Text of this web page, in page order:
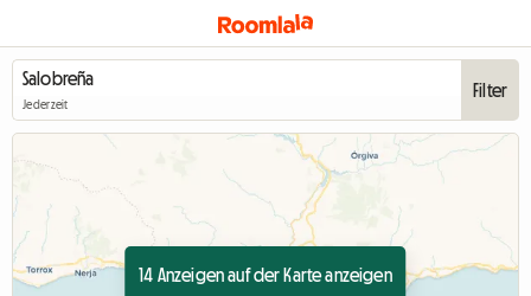
Jederzeit
Filter
14 Anzeigen auf der Karte anzeigen